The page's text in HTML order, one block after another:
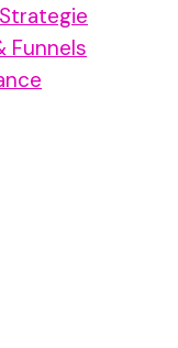
Funnels